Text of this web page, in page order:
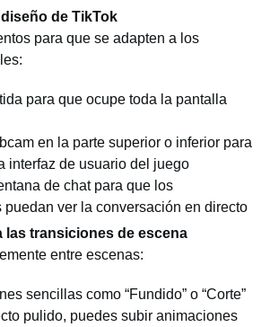
de TikTok
para que se adapten a los
para que ocupe toda la pantalla
en la parte superior o inferior para
interfaz de usuario del juego
de chat para que los
puedan ver la conversación en directo
las transiciones de escena
entre escenas:
sencillas como “Fundido” o “Corte”
pulido, puedes subir animaciones